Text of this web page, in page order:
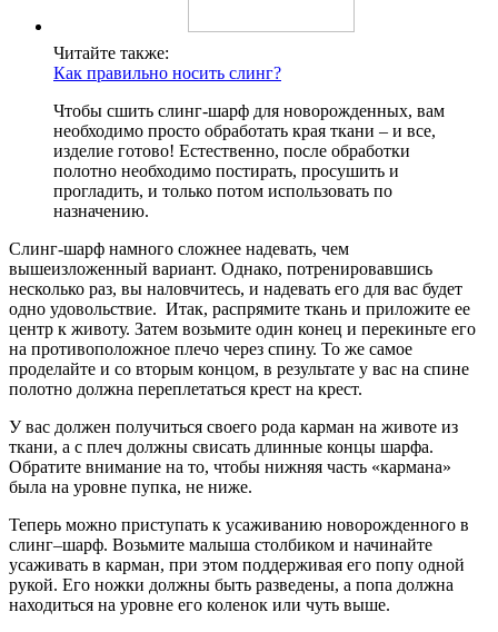
Читайте также:
Как правильно носить слинг?
Чтобы сшить слинг-шарф для новорожденных, вам
необходимо просто обработать края ткани – и все,
изделие готово! Естественно, после обработки
полотно необходимо постирать, просушить и
прогладить, и только потом использовать по
назначению.
Слинг-шарф намного сложнее надевать, чем
вышеизложенный вариант. Однако, потренировавшись
несколько раз, вы наловчитесь, и надевать его для вас будет
одно удовольствие. Итак, распрямите ткань и приложите ее
центр к животу. Затем возьмите один конец и перекиньте его
на противоположное плечо через спину. То же самое
проделайте и со вторым концом, в результате у вас на спине
полотно должна переплетаться крест на крест.
У вас должен получиться своего рода карман на животе из
ткани, а с плеч должны свисать длинные концы шарфа.
Обратите внимание на то, чтобы нижняя часть «кармана»
была на уровне пупка, не ниже.
Теперь можно приступать к усаживанию новорожденного в
слинг–шарф. Возьмите малыша столбиком и начинайте
усаживать в карман, при этом поддерживая его попу одной
рукой. Его ножки должны быть разведены, а попа должна
находиться на уровне его коленок или чуть выше.